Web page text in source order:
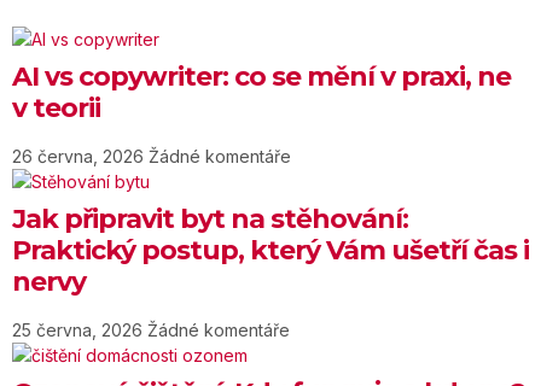
AI vs copywriter: co se mění v praxi, ne
v teorii
26 června, 2026 Žádné komentáře
Jak připravit byt na stěhování:
Praktický postup, který Vám ušetří čas i
nervy
25 června, 2026 Žádné komentáře